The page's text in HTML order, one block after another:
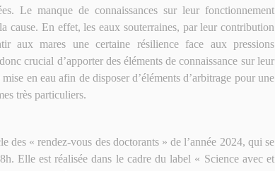
Le manque de connaissances sur leur fonctionnement
cause. En effet, les eaux souterraines, par leur contribution
aux mares une certaine résilience face aux pressions
crucial d’apporter des éléments de connaissance sur leur
en eau afin de disposer d’éléments d’arbitrage pour une
très particuliers.
des « rendez-vous des doctorants » de l’année 2024, qui se
Elle est réalisée dans le cadre du label « Science avec et